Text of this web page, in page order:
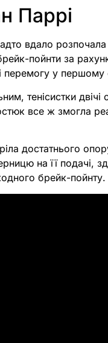
Паррі
вдало розпочала
пойнти за
перемогу у першому
тенісистки
все ж змогла
достатнього
на її
брейк-пойнту.